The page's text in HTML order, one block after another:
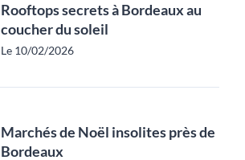
Rooftops secrets à Bordeaux au
coucher du soleil
Le 10/02/2026
Marchés de Noël insolites près de
Bordeaux